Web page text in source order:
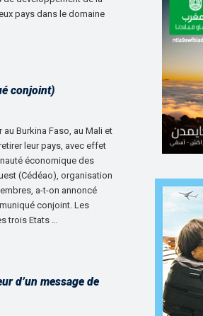
pays dans le domaine
conjoint)
Burkina Faso, au Mali et
leur pays, avec effet
économique des
(Cédéao), organisation
a-t-on annoncé
conjoint. Les
trois Etats …
d’un message de